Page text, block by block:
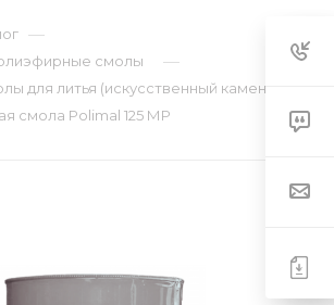
—
смолы —
для литья (искусственный камень)
смола Polimal 125 МР